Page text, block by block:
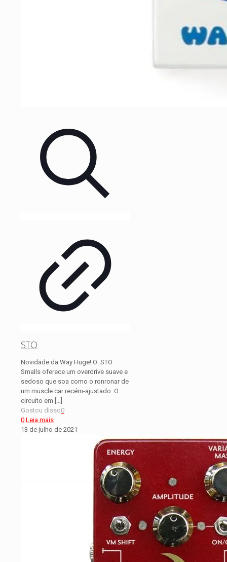
STO
Novidade da Way Huge! O STO
Smalls oferece um overdrive suave e
sedoso que soa como o ronronar de
um muscle car recém-ajustado. O
circuito em […]
Gostou disso0
0 Leia mais
13 de julho de 2021